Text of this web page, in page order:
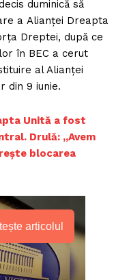
duminică să
a Alianței Dreapta
Dreptei, după ce
în BEC a cerut
al Alianței
din 9 iunie.
Unită a fost
Drulă: „Avem
blocarea
articolul